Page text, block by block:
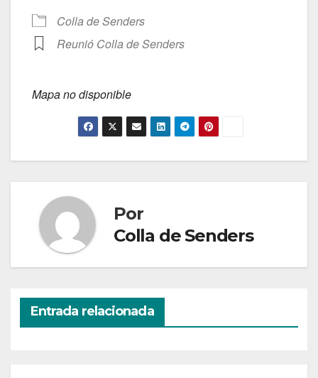
Colla de Senders
Reunió Colla de Senders
Mapa no disponible
Por
Colla de Senders
Entrada relacionada